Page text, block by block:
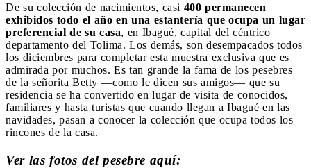
De su colección de nacimientos, casi 400 permanecen
exhibidos todo el año en una estantería que ocupa un lugar
preferencial de su casa, en Ibagué, capital del céntrico
departamento del Tolima. Los demás, son desempacados todos
los diciembres para completar esta muestra exclusiva que es
admirada por muchos. Es tan grande la fama de los pesebres
de la señorita Betty —como le dicen sus amigos— que su
residencia se ha convertido en lugar de visita de conocidos,
familiares y hasta turistas que cuando llegan a Ibagué en las
navidades, pasan a conocer la colección que ocupa todos los
rincones de la casa.
Ver las fotos del pesebre aquí: